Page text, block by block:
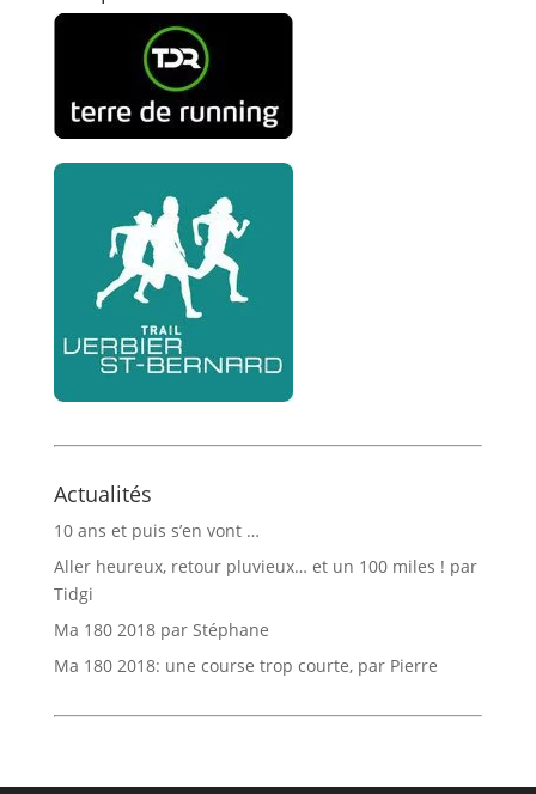
Actualités
10 ans et puis s’en vont …
Aller heureux, retour pluvieux… et un 100 miles ! par
Tidgi
Ma 180 2018 par Stéphane
Ma 180 2018: une course trop courte, par Pierre